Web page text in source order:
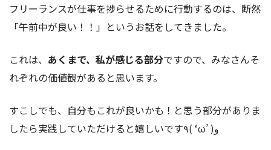
フリーランスが仕事を捗らせるために行動するのは、断然
「午前中が良い！！」というお話をしてきました。
これは、 あくまで、私が感じる部分ですので、みなさんそ
れぞれの価値観があると思います。
すこしでも、自分もこれが良いかも！と思う部分がありま
したら実践していただけると嬉しいです٩( ‘ω’ )و